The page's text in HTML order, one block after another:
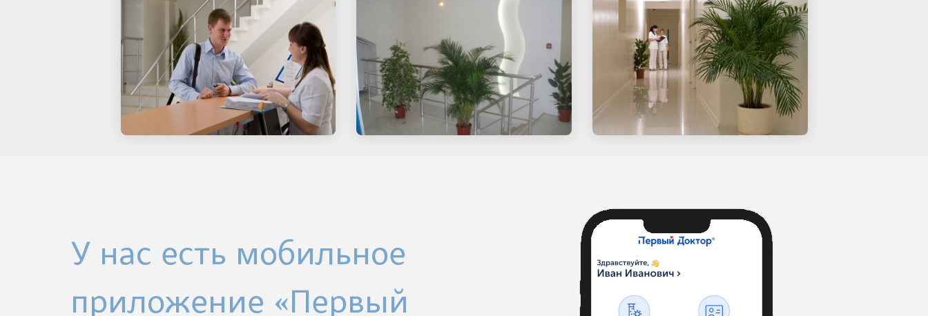
У нас есть мобильное
приложение «Первый